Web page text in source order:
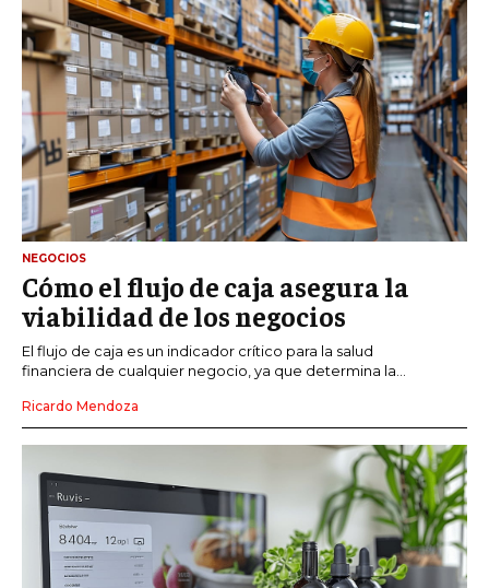
NEGOCIOS
Cómo el flujo de caja asegura la
viabilidad de los negocios
El flujo de caja es un indicador crítico para la salud
financiera de cualquier negocio, ya que determina la...
Ricardo Mendoza